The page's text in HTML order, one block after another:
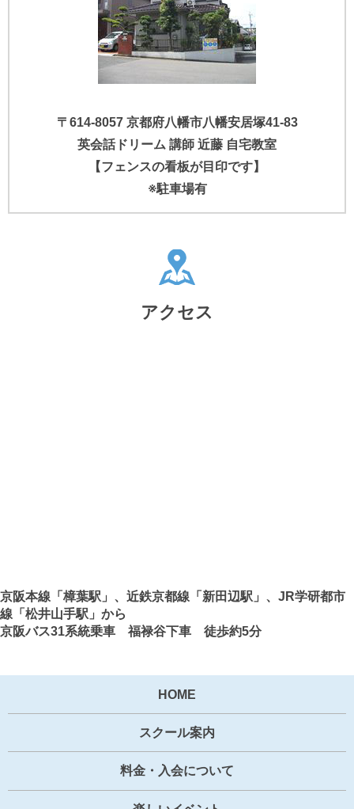
〒614-8057 京都府八幡市八幡安居塚41-83
英会話ドリーム 講師 近藤 自宅教室
【フェンスの看板が目印です】
※駐車場有
アクセス
京阪本線「樟葉駅」、近鉄京都線「新田辺駅」、JR学研都市
線「松井山手駅」から
京阪バス31系統乗車 福禄谷下車 徒歩約5分
HOME
スクール案内
料金・入会について